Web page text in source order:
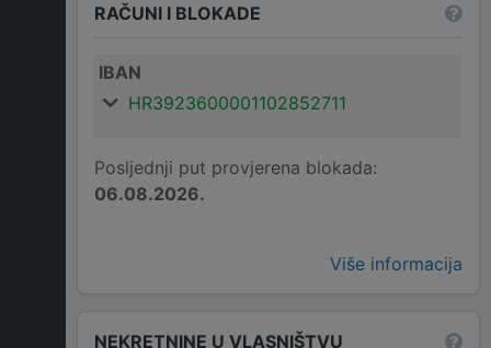
RAČUNI I BLOKADE
IBAN
HR3923600001102852711
Posljednji put provjerena blokada:
06.08.2026.
Više informacija
NEKRETNINE U VLASNIŠTVU